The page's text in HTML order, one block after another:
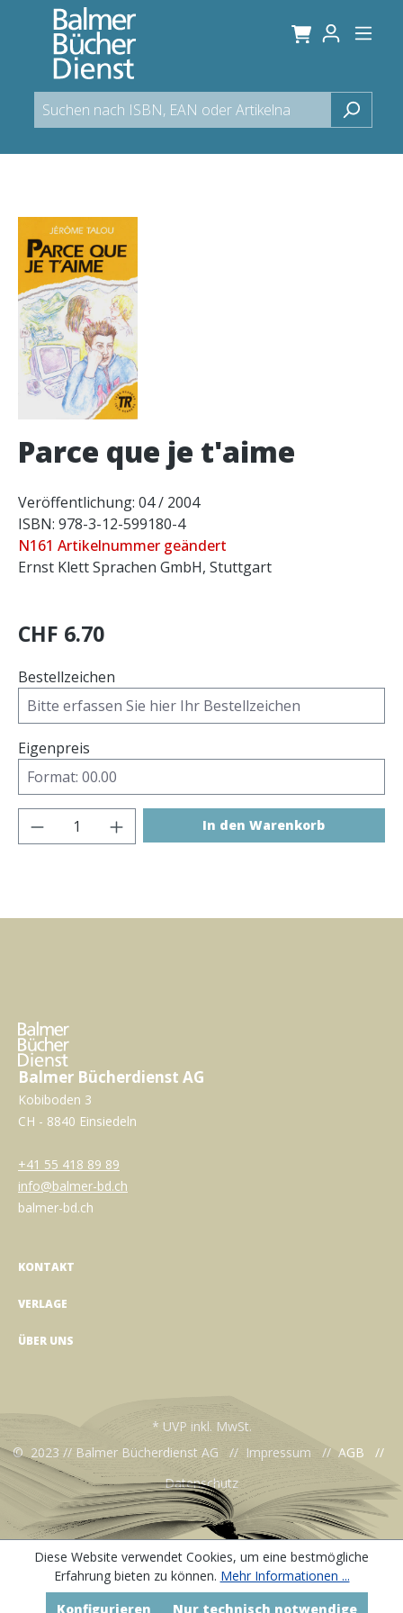
springen
Bildergalerie überspringen
Parce que je t'aime
Veröffentlichung: 04 / 2004
ISBN: 978-3-12-599180-4
N161 Artikelnummer geändert
Ernst Klett Sprachen GmbH, Stuttgart
CHF 6.70
Bestellzeichen
Eigenpreis
Produkt Anzahl: Gib den gewünschten
In den Warenkorb
Balmer Bücherdienst AG
Kobiboden 3
CH - 8840 Einsiedeln
+41 55 418 89 89
info@balmer-bd.ch
balmer-bd.ch
KONTAKT
VERLAGE
ÜBER UNS
* UVP inkl. MwSt.
© 2023 // Balmer Bücherdienst AG // Impressum // AGB //
Datenschutz
Diese Website verwendet Cookies, um eine bestmögliche
Erfahrung bieten zu können. Mehr Informationen ...
Nur technisch notwendige
Konfigurieren